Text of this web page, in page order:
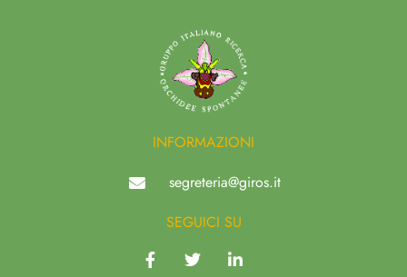
INFORMAZIONI
segreteria@giros.it
SEGUICI SU